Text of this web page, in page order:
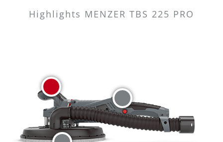
Highlights MENZER TBS 225 PRO